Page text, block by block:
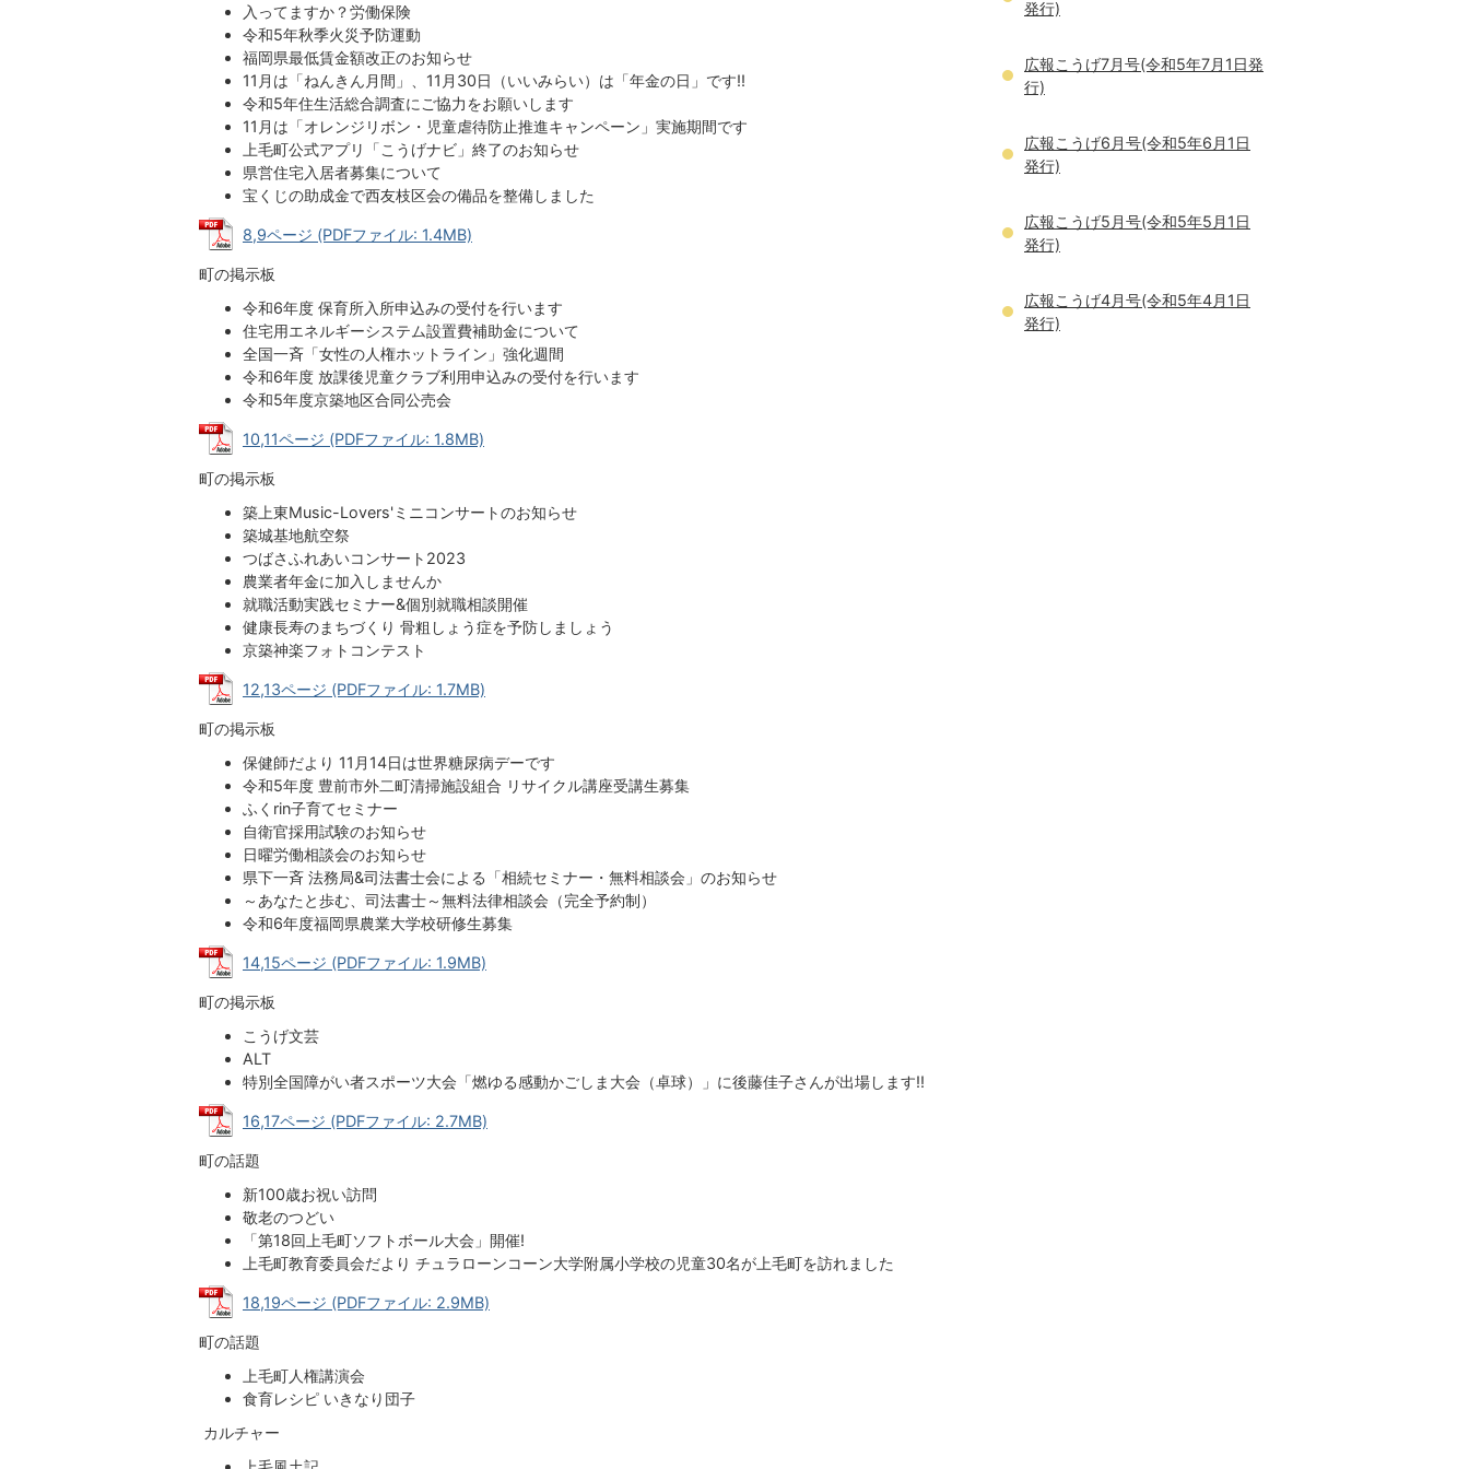
入ってますか？労働保険
令和5年秋季火災予防運動
福岡県最低賃金額改正のお知らせ
11月は「ねんきん月間」、11月30日（いいみらい）は「年金の日」です!!
令和5年住生活総合調査にご協力をお願いします
11月は「オレンジリボン・児童虐待防止推進キャンペーン」実施期間です
上毛町公式アプリ「こうげナビ」終了のお知らせ
県営住宅入居者募集について
宝くじの助成金で西友枝区会の備品を整備しました
8,9ページ (PDFファイル: 1.4MB)
町の掲示板
令和6年度 保育所入所申込みの受付を行います
住宅用エネルギーシステム設置費補助金について
全国一斉「女性の人権ホットライン」強化週間
令和6年度 放課後児童クラブ利用申込みの受付を行います
令和5年度京築地区合同公売会
10,11ページ (PDFファイル: 1.8MB)
町の掲示板
築上東Music-Lovers'ミニコンサートのお知らせ
築城基地航空祭
つばさふれあいコンサート2023
農業者年金に加入しませんか
就職活動実践セミナー&個別就職相談開催
健康長寿のまちづくり 骨粗しょう症を予防しましょう
京築神楽フォトコンテスト
12,13ページ (PDFファイル: 1.7MB)
町の掲示板
保健師だより 11月14日は世界糖尿病デーです
令和5年度 豊前市外二町清掃施設組合 リサイクル講座受講生募集
ふくrin子育てセミナー
自衛官採用試験のお知らせ
日曜労働相談会のお知らせ
県下一斉 法務局&司法書士会による「相続セミナー・無料相談会」のお知らせ
～あなたと歩む、司法書士～無料法律相談会（完全予約制）
令和6年度福岡県農業大学校研修生募集
14,15ページ (PDFファイル: 1.9MB)
町の掲示板
こうげ文芸
ALT
特別全国障がい者スポーツ大会「燃ゆる感動かごしま大会（卓球）」に後藤佳子さんが出場します!!
16,17ページ (PDFファイル: 2.7MB)
町の話題
新100歳お祝い訪問
敬老のつどい
「第18回上毛町ソフトボール大会」開催!
上毛町教育委員会だより チュラローンコーン大学附属小学校の児童30名が上毛町を訪れました
18,19ページ (PDFファイル: 2.9MB)
町の話題
上毛町人権講演会
食育レシピ いきなり団子
カルチャー
発行)
広報こうげ7月号(令和5年7月1日発
行)
広報こうげ6月号(令和5年6月1日
発行)
広報こうげ5月号(令和5年5月1日
発行)
広報こうげ4月号(令和5年4月1日
発行)